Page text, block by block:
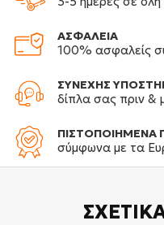
ΑΣΦΑΛΕΙΑ
100% ασφαλείς
ΣΥΝΕΧΗΣ
δίπλα σας πριν &
ΠΙΣΤΟΠΟΙΗΜΕΝΑ
σύμφωνα με τα